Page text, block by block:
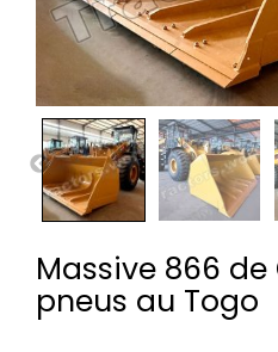
Massive 866
pneus au Togo